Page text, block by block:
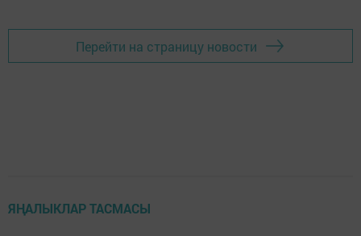
Перейти на страницу новости
ЯҢАЛЫКЛАР ТАСМАСЫ